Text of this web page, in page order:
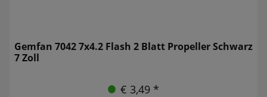
Gemfan 7042 7x4.2 Flash 2 Blatt Propeller Schwarz
7 Zoll
€ 3,49 *